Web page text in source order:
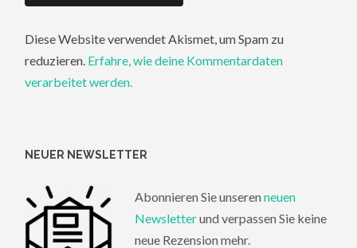
Diese Website verwendet Akismet, um Spam zu
reduzieren. Erfahre, wie deine Kommentardaten
verarbeitet werden.
NEUER NEWSLETTER
Abonnieren Sie unseren neuen
Newsletterund verpassen Sie keine
neue Rezension mehr.